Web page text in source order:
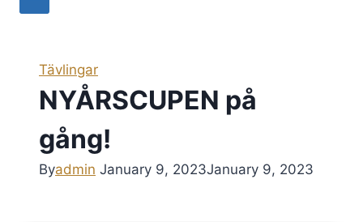
Tävlingar
NYÅRSCUPEN på
gång!
Byadmin January 9, 2023January 9, 2023